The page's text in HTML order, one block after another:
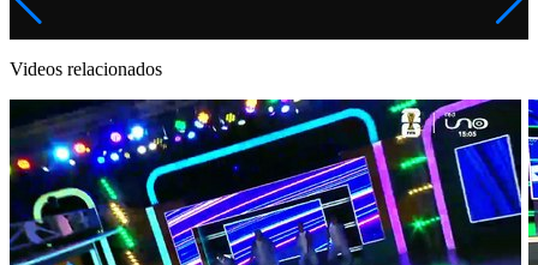
Videos relacionados